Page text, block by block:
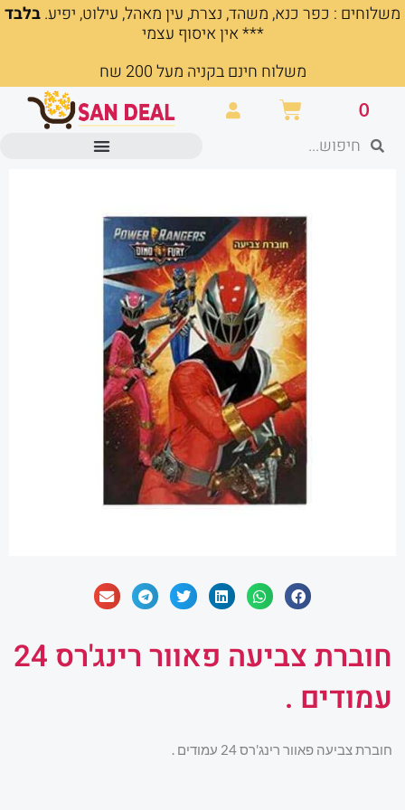
דילוג
משלוחים : כפר כנא, משהד, נצרת, עין מאהל, עילוט, יפיע.בלבד
*** אין איסוף עצמי
משלוח חינם בקניה מעל 200 שח
0 עגלת
קניות חיפושחיפוש
חוברת צביעה פאוור רינג'רס 24
עמודים .
חוברת צביעה פאוור רינג'רס 24 עמודים .